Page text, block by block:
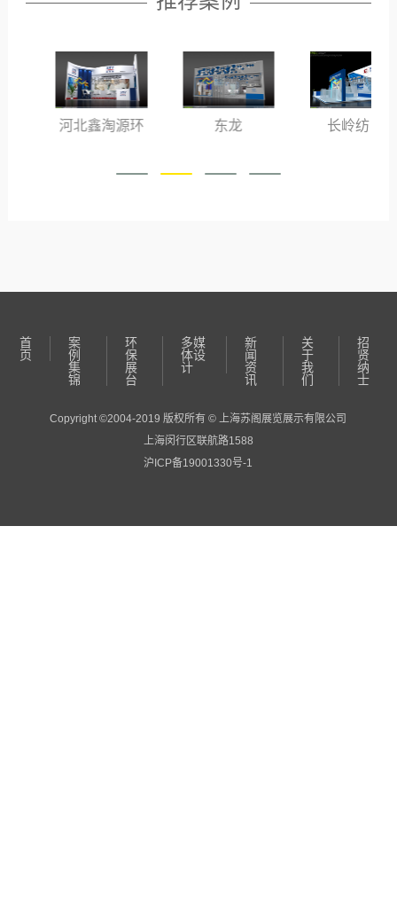
河北鑫淘源环 长岭纺电
首
页
案
例
集
锦
环
保
展
台
多媒
体设
计
新
闻
资
讯
关
于
我
们
招
贤
纳
士
Copyright ©2004-2019 版权所有 © 上海苏阁展览展示有限公司
上海闵行区联航路1588
沪ICP备19001330号-1